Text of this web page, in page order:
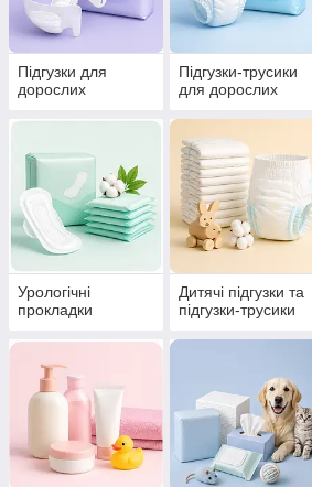
Підгузки для
дорослих
Підгузки-трусики
для дорослих
Урологічні
прокладки
Дитячі підгузки та
підгузки-трусики